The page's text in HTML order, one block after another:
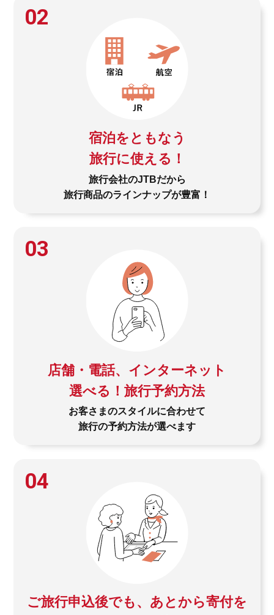
02
宿泊をともなう
旅行に使える！
旅行会社のJTBだから
旅行商品のラインナップが豊富！
03
店舗・電話、インターネット
選べる！旅行予約方法
お客さまのスタイルに合わせて
旅行の予約方法が選べます
04
ご旅行申込後でも、あとから寄付を